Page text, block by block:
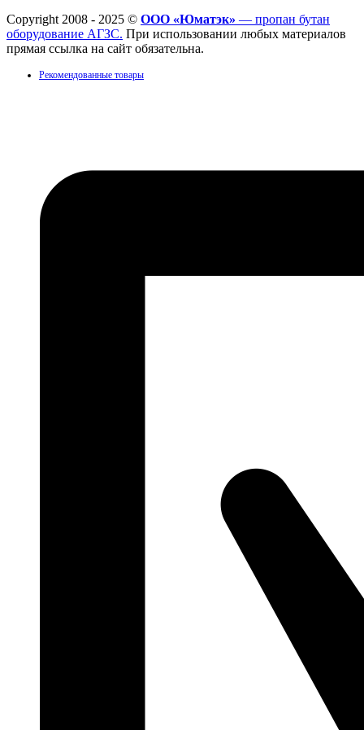
Copyright 2008 - 2025 © ООО «Юматэк» — пропан бутан
оборудование АГЗС. При использовании любых материалов
прямая ссылка на сайт обязательна.
Рекомендованные товары